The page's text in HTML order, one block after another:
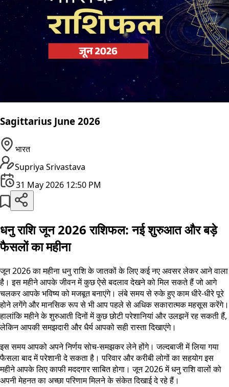
Sagittarius June 2026
भारत
Supriya Srivastava
31 May 2026 12:50 PM
धनु राशि जून 2026 राशिफल: नई शुरुआत और बड़े
फैसलों का महीना
जून 2026 का महीना धनु राशि के जातकों के लिए कई नए अवसर लेकर आने वाला
है। इस महीने आपके जीवन में कुछ ऐसे बदलाव देखने को मिल सकते हैं जो आगे
चलकर आपके भविष्य को मजबूत बनाएंगे। लंबे समय से रुके हुए काम धीरे-धीरे पूरे
होने लगेंगे और मानसिक रूप से भी आप पहले से अधिक सकारात्मक महसूस करेंगे।
हालांकि महीने के शुरुआती दिनों में कुछ छोटी परेशानियां और उलझनें रह सकती हैं,
लेकिन आपकी समझदारी और धैर्य आपको सही रास्ता दिखाएंगे।
इस समय आपको अपने निर्णय सोच-समझकर लेने होंगे। जल्दबाजी में लिया गया
फैसला बाद में परेशानी दे सकता है। परिवार और करीबी लोगों का सहयोग इस
महीने आपके लिए काफी मददगार साबित होगा। जून 2026 में धनु राशि वालों को
अपनी मेहनत का अच्छा परिणाम मिलने के संकेत दिखाई दे रहे हैं।